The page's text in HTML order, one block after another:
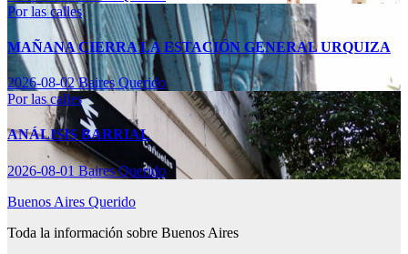
Por las calles
MAÑANA CIERRA LA ESTACIÓN GENERAL URQUIZA
2026-08-02Baires Querido
Por las calles
ANÁLISIS BARRIAL
2026-08-01Baires Querido
Buenos Aires Querido
Toda la información sobre Buenos Aires